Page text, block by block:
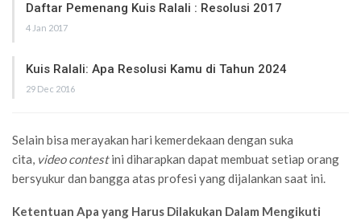
Daftar Pemenang Kuis Ralali : Resolusi 2017
4 Jan 2017
Kuis Ralali: Apa Resolusi Kamu di Tahun 2024
29 Dec 2016
Selain bisa merayakan hari kemerdekaan dengan suka
cita, video contestini diharapkan dapat membuat setiap orang
bersyukur dan bangga atas profesi yang dijalankan saat ini.
Ketentuan Apa yang Harus Dilakukan Dalam Mengikuti